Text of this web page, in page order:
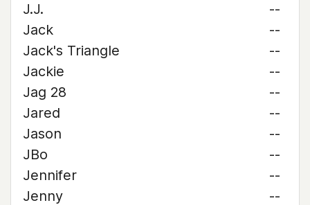
J.J.
--
Jack
--
Jack's Triangle
--
Jackie
--
Jag 28
--
Jared
--
Jason
--
JBo
--
Jennifer
--
Jenny
--